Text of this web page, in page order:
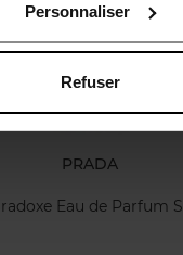
Personnaliser
Refuser
PRADA
Eau de Parfum